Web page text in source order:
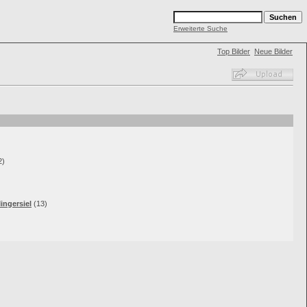
Erweiterte Suche
Top Bilder Neue Bilder
(13)